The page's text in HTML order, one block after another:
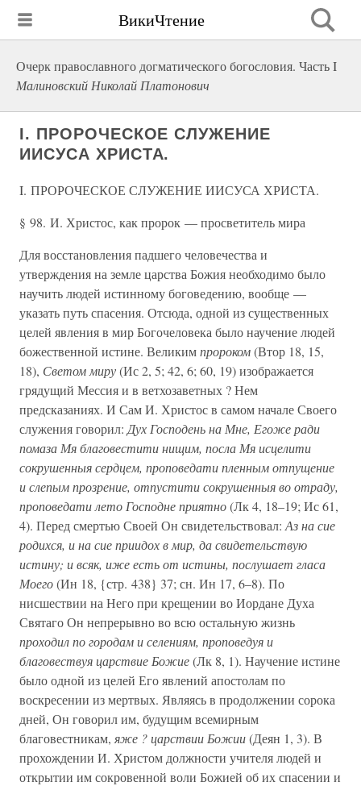
ВикиЧтение
Очерк православного догматического богословия. Часть I
Малиновский Николай Платонович
I. ПРОРОЧЕСКОЕ СЛУЖЕНИЕ
ИИСУСА ХРИСТА.
I. ПРОРОЧЕСКОЕ СЛУЖЕНИЕ ИИСУСА ХРИСТА.
§ 98. И. Христос, как пророк — просветитель мира
Для восстановления падшего человечества и
утверждения на земле царства Божия необходимо было
научить людей истинному боговедению, вообще —
указать путь спасения. Отсюда, одной из существенных
целей явления в мир Богочеловека было научение людей
божественной истине. Великимпророком(Втор 18, 15,
18), Светом миру(Ис 2, 5; 42, 6; 60, 19) изображается
грядущий Мессия и в ветхозаветных ? Нем
предсказаниях. И Сам И. Христос в самом начале Своего
служения говорил: Дух Господень на Мне, Егоже ради
помаза Мя благовестити нищим, посла Мя исцелити
сокрушенныя сердцем, проповедати пленным отпущение
и слепым прозрение, отпустити сокрушенныя во отраду,
проповедати лето Господне приятно(Лк 4, 18–19; Ис 61,
4). Перед смертью Своей Он свидетельствовал: Аз на сие
родихся, и на сие приидох в мир, да свидетельствую
истину; и всяк, иже есть от истины, послушает гласа
Моего(Ин 18, {стр. 438} 37; сн. Ин 17, 6–8). По
нисшествии на Него при крещении во Иордане Духа
Святаго Он непрерывно во всю остальную жизнь
проходил по городам и селениям, проповедуя и
благовествуя царствие Божие(Лк 8, 1). Научение истине
было одной из целей Его явлений апостолам по
воскресении из мертвых. Являясь в продолжении сорока
дней, Он говорил им, будущим всемирным
благовестникам, яже ? царствии Божии(Деян 1, 3). В
прохождении И. Христом должности учителя людей и
открытии им сокровенной воли Божией об их спасении и